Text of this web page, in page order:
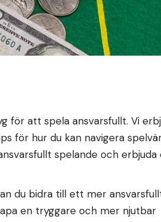
för att spela ansvarsfullt. Vi
för hur du kan navigera
spelande och erbjuda
du bidra till ett mer
en tryggare och mer njutbar